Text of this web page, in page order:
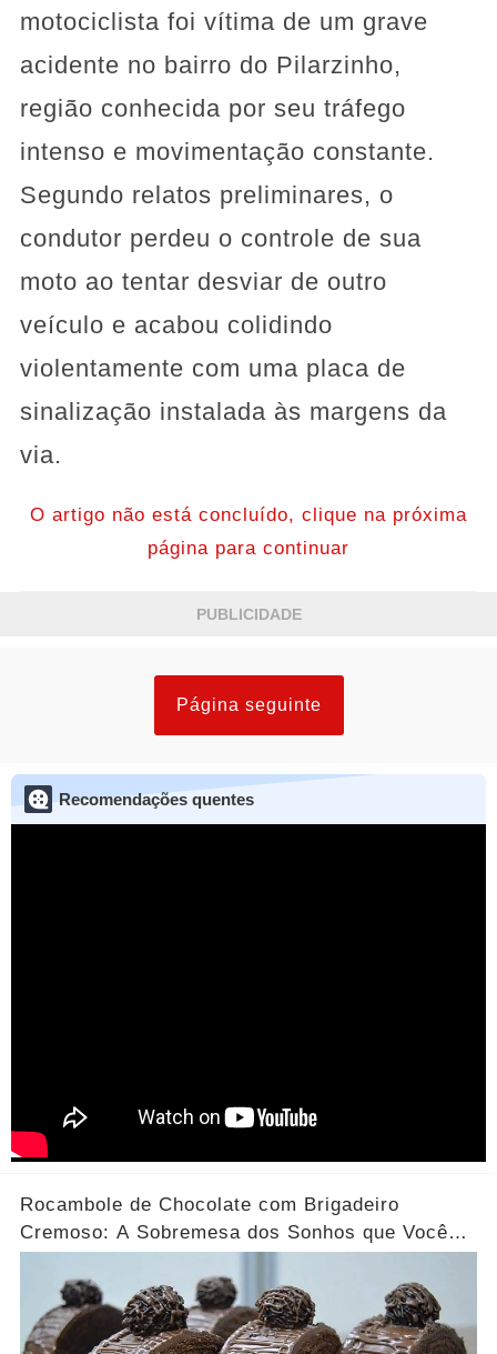
motociclista foi vítima de um grave
acidente no bairro do Pilarzinho,
região conhecida por seu tráfego
intenso e movimentação constante.
Segundo relatos preliminares, o
condutor perdeu o controle de sua
moto ao tentar desviar de outro
veículo e acabou colidindo
violentamente com uma placa de
sinalização instalada às margens da
via.
O artigo não está concluído, clique na próxima
página para continuar
PUBLICIDADE
Página seguinte
Recomendações quentes
Rocambole de Chocolate com Brigadeiro
Cremoso: A Sobremesa dos Sonhos que Você